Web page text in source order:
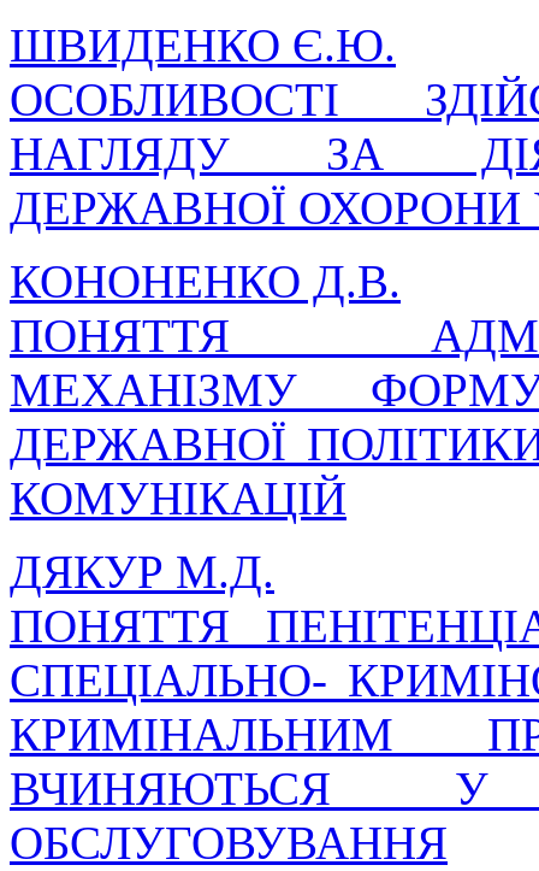
ШВИДЕНКО Є.Ю.
ОСОБЛИВОСТІ
НАГЛЯДУ ЗА
ДЕРЖАВНОЇ ОХОРОНИ
КОНОНЕНКО Д.В.
ПОНЯТТЯ
МЕХАНІЗМУ
ДЕРЖАВНОЇ
КОМУНІКАЦІЙ
ДЯКУР М.Д.
ПОНЯТТЯ
СПЕЦІАЛЬНО-
КРИМІНАЛЬНИМ
ВЧИНЯЮТЬСЯ У
ОБСЛУГОВУВАННЯ